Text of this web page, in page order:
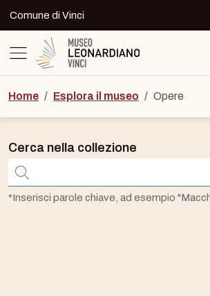
Comune di Vinci
Home / Esplora il museo / Opere
Cerca nella collezione
*Inserisci parole chiave, ad esempio